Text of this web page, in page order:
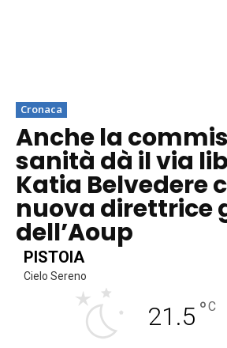
Cronaca
Anche la
sanità dà il via
Katia Belvedere
nuova direttrice
dell’Aoup
PISTOIA
Cielo Sereno
21.5 °C